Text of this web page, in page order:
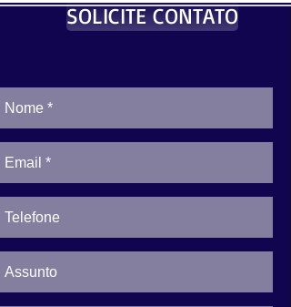
SOLICITE CONTATO